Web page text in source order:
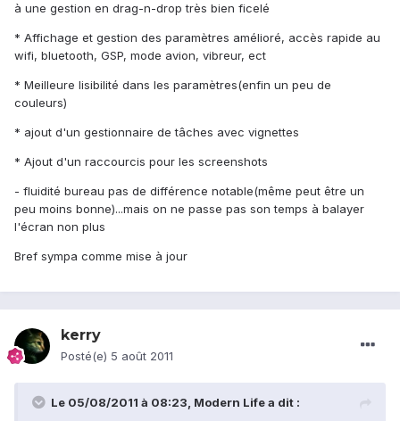
à une gestion en drag-n-drop très bien ficelé
* Affichage et gestion des paramètres amélioré, accès rapide au
wifi, bluetooth, GSP, mode avion, vibreur, ect
* Meilleure lisibilité dans les paramètres(enfin un peu de
couleurs)
* ajout d'un gestionnaire de tâches avec vignettes
* Ajout d'un raccourcis pour les screenshots
- fluidité bureau pas de différence notable(même peut être un
peu moins bonne)...mais on ne passe pas son temps à balayer
l'écran non plus
Bref sympa comme mise à jour
kerry
Posté(e) 5 août 2011
Le 05/08/2011 à 08:23, Modern Life a dit :